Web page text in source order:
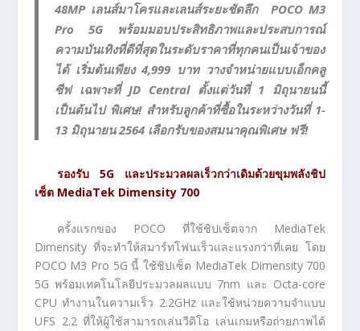
48MP เลนส์มาโครและเลนส์ระยะชัดลึก POCO M3
Pro 5G พร้อมมอบประสิทธิภาพและประสบการณ์
ความบันเทิงที่ดีที่สุดในระดับราคาที่ทุกคนเป็นเจ้าของ
ได้ เริ่มต้นเพียง 4,999 บาท วางจำหน่ายแบบเอ็กคลู
ซีฟ เฉพาะที่ JD Central ตั้งแต่วันที่ 1 มิถุนายนนี้
เป็นต้นไป พิเศษ! สำหรับลูกค้าที่ซื้อในระหว่างวันที่ 1-
13 มิถุนายน 2564 เลือกรับของสมนาคุณพิเศษ ฟรี!
รองรับ 5G
และประมวลผลเร็วกว่าเดิมด้วยขุมพลังชิป
เซ็ต MediaTek Dimensity 700
ครั้งแรกของ POCO ที่ใช้ชิปเซ็ตจาก MediaTek
Dimensity ที่จะทำให้สมาร์ทโฟนเร็วและแรงกว่าที่เคย โดย
POCO M3 Pro 5G นี้ ใช้ชิปเซ็ต MediaTek Dimensity 700
5G พร้อมเทคโนโลยีประมวลผลแบบ 7nm และ Octa-core
CPU ทำงานในความเร็ว 2.2GHz และใช้หน่วยความจำแบบ
UFS 2.2 ที่ให้ผู้ใช้สามารถเล่นวีดิโอ เล่นเกมหรือถ่ายภาพได้